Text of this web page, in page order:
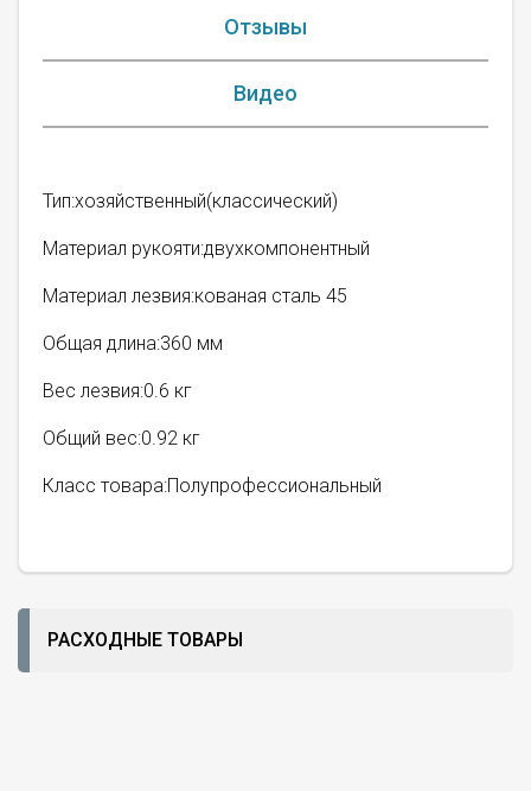
Отзывы
Видео
Тип:хозяйственный(классический)
Материал рукояти:двухкомпонентный
Материал лезвия:кованая сталь 45
Общая длина:360 мм
Вес лезвия:0.6 кг
Общий вес:0.92 кг
Класс товара:Полупрофессиональный
РАСХОДНЫЕ ТОВАРЫ